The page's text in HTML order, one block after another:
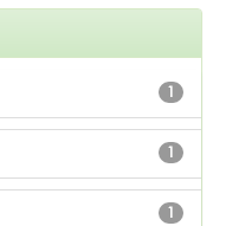
1
1
1